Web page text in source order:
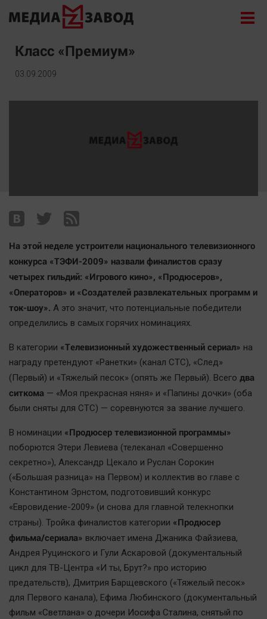
Новости
Курилка
Поиск
Архив
Наша победа
Общество
Политика
Экономика
Происшествия
Здоровье
Культура
Спорт
Отраслевые темы
Hедвижимость
Образование
Автомобили
XX век: криминальные уроки
Медиаграмотность
Медицина
Класс «Премиум»
03.09.2009
На этой неделе устроители национального телевизионного
конкурса «ТЭФИ-2009» назвали финалистов сразу
четырех гильдий: «Игрового кино», «Продюсеров»,
«Операторов» и «Создателей развлекательных программ и
ток-шоу». А это значит, что потенциальные победители
определились в самых горячих номинациях.
В категории «Телевизионный художественный сериал» на
награду претендуют «Ранетки» (канал СТС), «След»
(Первый) и «Тяжелый песок» (опять же Первый). Всего два
ситкома — «Моя прекрасная няня» и «Папины дочки» (оба
были сняты для СТС) — соревнуются за звание лучшего.
В номинации «Продюсер телевизионной программы»
поборются Этери Левиева (телеканал «Совершенно
секретно»), Александр Цекало и Руслан Сорокин
(«Большая разница» на Первом) и коллектив во главе с
Константином Эрнстом, подготовивший конкурс
«Евровидение-2009» (и снова для главной телекнопки
страны). Тройка финалистов категории «Продюсер
фильма/сериала» включает имена Джаника Файзиева,
Андрея Руцинского и Гули Аскаровой (документальный
цикл для ТВ-Центра «И ты, Брут?» про историю
предательств), Дмитрия Барщевского («Тяжелый песок»
для Первого канала), Ефима Любинского (документальный
фильм «Светлана» о дочери Иосифа Сталина, снятый по